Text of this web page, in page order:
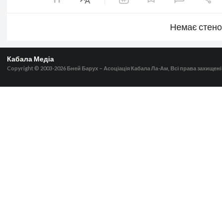
Немає
Кабала Медіа
Copyright © 2003-2026 Бней Барух – Асоціація Кабала Ла-Ам, Всі права захищені